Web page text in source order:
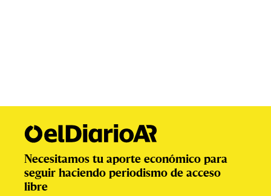
Necesitamos tu aporte económico para
seguir haciendo periodismo de acceso
libre